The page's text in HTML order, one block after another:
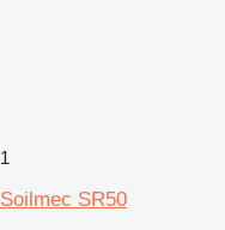
1
Soilmec SR50